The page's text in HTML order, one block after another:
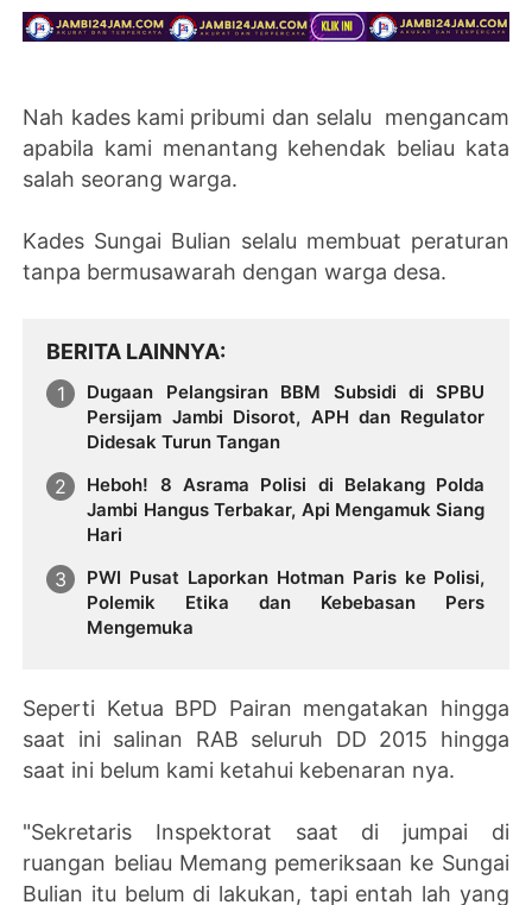
Nah kades kami pribumi dan selalu mengancam
apabila kami menantang kehendak beliau kata
salah seorang warga.
Kades Sungai Bulian selalu membuat peraturan
tanpa bermusawarah dengan warga desa.
BERITA LAINNYA
Dugaan Pelangsiran BBM Subsidi di SPBU
Persijam Jambi Disorot, APH dan Regulator
Didesak Turun Tangan
Heboh! 8 Asrama Polisi di Belakang Polda
Jambi Hangus Terbakar, Api Mengamuk Siang
Hari
PWI Pusat Laporkan Hotman Paris ke Polisi,
Polemik Etika dan Kebebasan Pers
Mengemuka
Seperti Ketua BPD Pairan mengatakan hingga
saat ini salinan RAB seluruh DD 2015 hingga
saat ini belum kami ketahui kebenaran nya.
"Sekretaris Inspektorat saat di jumpai di
ruangan beliau Memang pemeriksaan ke Sungai
Bulian itu belum di lakukan, tapi entah lah yang